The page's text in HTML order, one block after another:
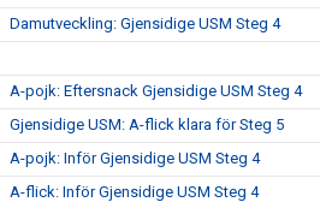
Damutveckling: Gjensidige USM Steg 4
A-pojk: Eftersnack Gjensidige USM Steg 4
Gjensidige USM: A-flick klara för Steg 5
A-pojk: Inför Gjensidige USM Steg 4
A-flick: Inför Gjensidige USM Steg 4